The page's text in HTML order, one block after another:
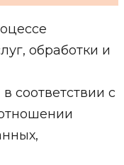
обработки и
в соответствии с